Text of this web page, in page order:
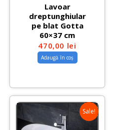
Lavoar
dreptunghiular
pe blat Gotta
60×37 cm
470,00 lei
Adaugă în coș
Sale!